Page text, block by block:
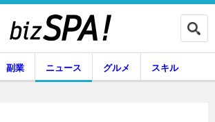
副業 ニュース グルメ スキル